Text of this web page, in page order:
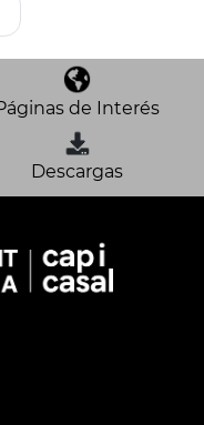
de Interés
Descargas